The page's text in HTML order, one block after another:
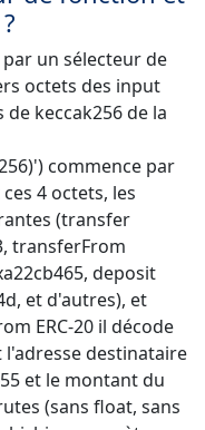
un sélecteur de
octets des input
keccak256 de la
commence par
4 octets, les
(transfer
transferFrom
deposit
et d'autres), et
ERC-20 il décode
destinataire
et le montant du
(sans float, sans